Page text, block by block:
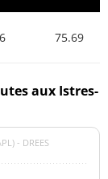
75.69
aux Istres-
- DREES